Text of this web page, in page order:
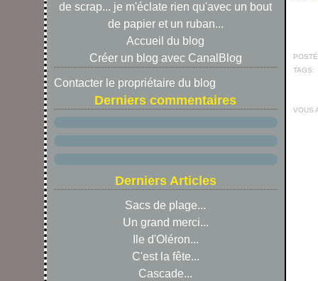
de scrap... je m'éclate rien qu'avec un bout
de papier et un ruban...
Accueil du blog
Créer un blog avec CanalBlog
Contacter le propriétaire du blog
Derniers commentaires
Derniers Articles
Sacs de plage...
Un grand merci...
Ile d'Oléron...
C'est la fête...
Cascade...
TAGS:
VOUS